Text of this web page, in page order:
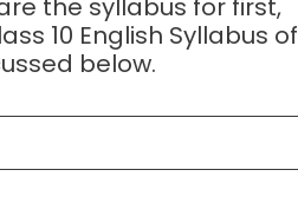
the syllabus for first,
10 English Syllabus of
below.